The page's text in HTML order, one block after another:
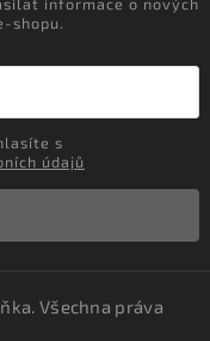
shopu.
údajů
. Všechna práva